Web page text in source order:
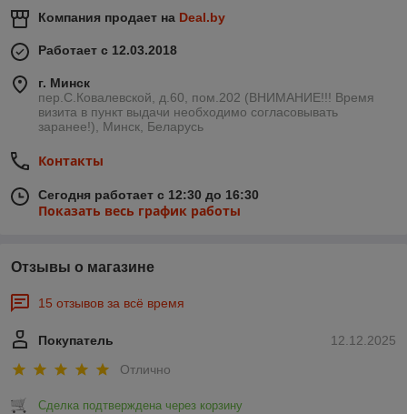
Компания продает на Deal.by
Работает с 12.03.2018
г. Минск
пер.С.Ковалевской, д.60, пом.202 (ВНИМАНИЕ!!! Время
визита в пункт выдачи необходимо согласовывать
заранее!), Минск, Беларусь
Контакты
Сегодня работает с 12:30 до 16:30
Показать весь график работы
Отзывы о магазине
15 отзывов за всё время
12.12.2025
Покупатель
Отлично
Сделка подтверждена через корзину